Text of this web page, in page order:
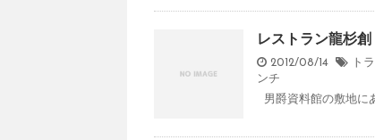
レストラン龍杉
2012/08/14 ト
ンチ
男爵資料館の敷地に